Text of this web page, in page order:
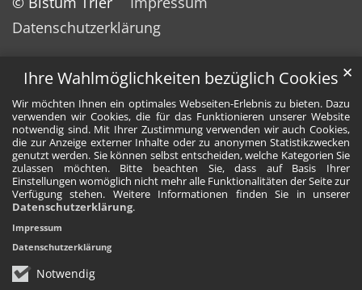
Ihre Wahlmöglichkeiten bezüglich Cookies
Wir möchten Ihnen ein optimales Webseiten-Erlebnis zu bieten. Dazu
verwenden wir Cookies, die für das Funktionieren unserer Website
notwendig sind. Mit Ihrer Zustimmung verwenden wir auch Cookies,
die zur Anzeige externer Inhalte oder zu anonymen Statistikzwecken
genutzt werden. Sie können selbst entscheiden, welche Kategorien Sie
zulassen möchten. Bitte beachten Sie, dass auf Basis Ihrer
Einstellungen womöglich nicht mehr alle Funktionalitäten der Seite zur
Verfügung stehen. Weitere Informationen finden Sie in unserer
Datenschutzerklärung.
Notwendig
✕
Impressum
Datenschutzerklärung
Datenschutzerklärung